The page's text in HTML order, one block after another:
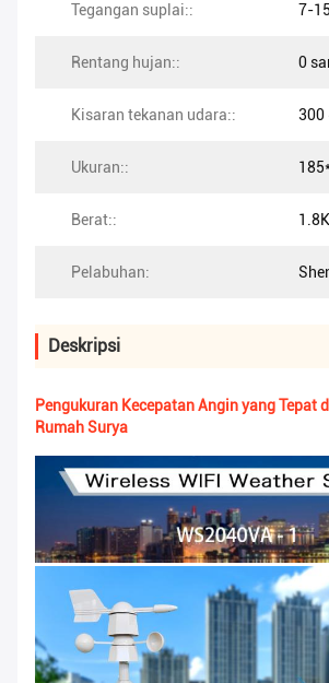
Tegangan suplai:: 7-
Rentang hujan:: 0
Kisaran tekanan udara:: 300
Ukuran::
Berat::
Pelabuhan:
Deskripsi
Pengukuran Kecepatan Angin yang Tepat
Rumah Surya